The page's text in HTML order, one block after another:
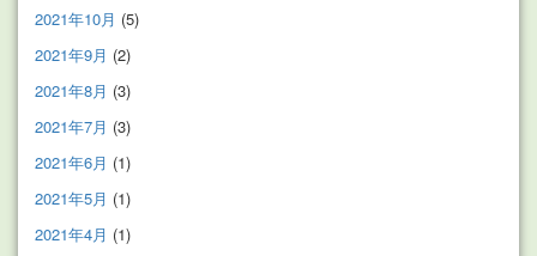
2021年10月 (5)
2021年9月 (2)
2021年8月 (3)
2021年7月 (3)
2021年6月 (1)
2021年5月 (1)
2021年4月 (1)